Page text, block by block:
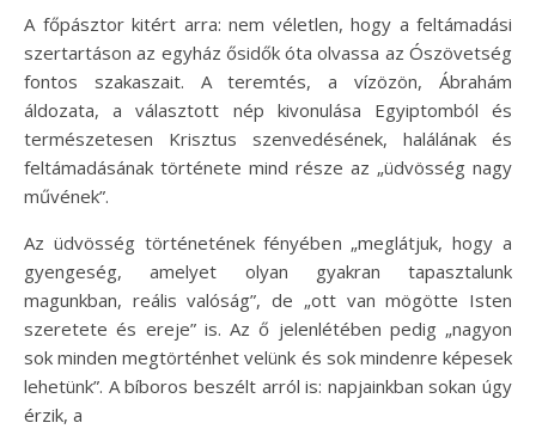
A főpásztor kitért arra: nem véletlen, hogy a feltámadási
szertartáson az egyház ősidők óta olvassa az Ószövetség
fontos szakaszait. A teremtés, a vízözön, Ábrahám
áldozata, a választott nép kivonulása Egyiptomból és
természetesen Krisztus szenvedésének, halálának és
feltámadásának története mind része az „üdvösség nagy
művének”.
Az üdvösség történetének fényében „meglátjuk, hogy a
gyengeség, amelyet olyan gyakran tapasztalunk
magunkban, reális valóság”, de „ott van mögötte Isten
szeretete és ereje” is. Az ő jelenlétében pedig „nagyon
sok minden megtörténhet velünk és sok mindenre képesek
lehetünk”. A bíboros beszélt arról is: napjainkban sokan úgy
érzik, a